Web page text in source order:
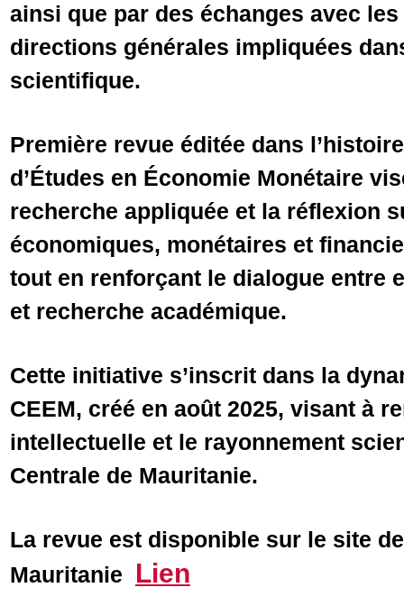
ainsi que par des échanges avec
directions générales impliquées
scientifique.
Première revue éditée dans
d’Études en Économie Monétaire
recherche appliquée et la réflexion
économiques, monétaires et
tout en renforçant le dialogue entre
et recherche académique.
Cette initiative s’inscrit dans la
CEEM, créé en août 2025, visant à
intellectuelle et le rayonnement
Centrale de Mauritanie.
La revue est disponible sur le site
Mauritanie Lien